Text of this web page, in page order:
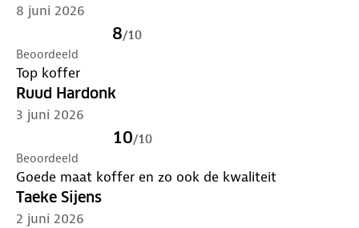
doe je dat.
8 juni 2026
8/10
Beoordeeld
Top koffer
Ruud Hardonk
3 juni 2026
10/10
Beoordeeld
Goede maat koffer en zo ook de kwaliteit
Taeke Sijens
2 juni 2026